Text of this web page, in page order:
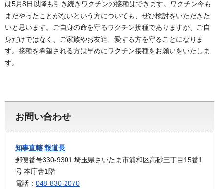
は5月8日以降も引き続きワクチンの接種はできます。ワクチン今も
まだやったことがないという方についても、ぜひ検討をいただきた
いと思います。ご自身の命を守るワクチン接種でありますが、ご自
身だけではなく、ご家族やお友達、愛する方を守ることになりま
す。接種を希望される方は早めにワクチン接種をお願いをいたしま
す。
お問い合わせ
知事直轄 報道長
郵便番号330-9301 埼玉県さいたま市浦和区高砂三丁目15番1
号 本庁舎1階
電話： 048-830-2070